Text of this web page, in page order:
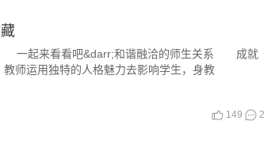
起来看看吧&darr;和谐融洽的师生关系 成就
师运用独特的人格魅力去影响学生，身教
149 2